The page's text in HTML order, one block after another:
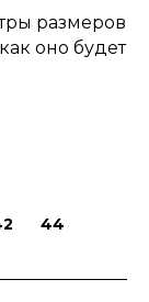
размеров
оно будет
44